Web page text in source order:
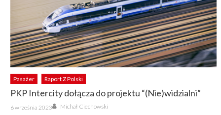
Pasażer Raport Z Polski
PKP Intercity dołącza do projektu “(Nie)widzialni”
Posted
on
6 września 2023 Author
Michał Ciechowski